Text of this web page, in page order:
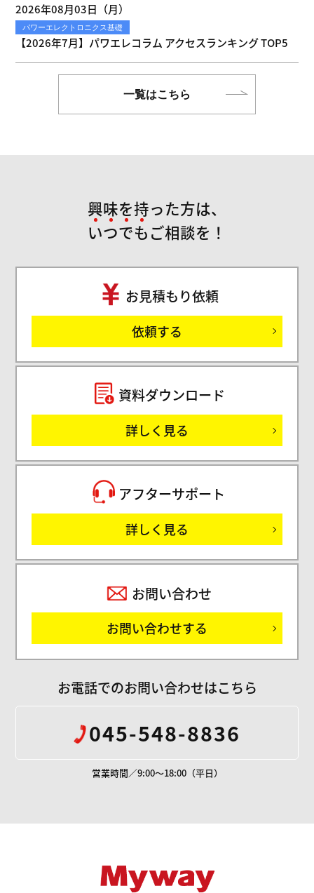
サ
2026年08月03日（月）
パワーエレクトロニクス基礎
【2026年7月】パワエレコラム アクセスランキング TOP5
一覧はこちら
興味を持った方は、
いつでもご相談を！
お見積もり依頼
依頼する
資料ダウンロード
詳しく見る
アフターサポート
詳しく見る
お問い合わせ
お問い合わせする
お電話でのお問い合わせはこちら
045-548-8836
営業時間／9:00～18:00（平日）